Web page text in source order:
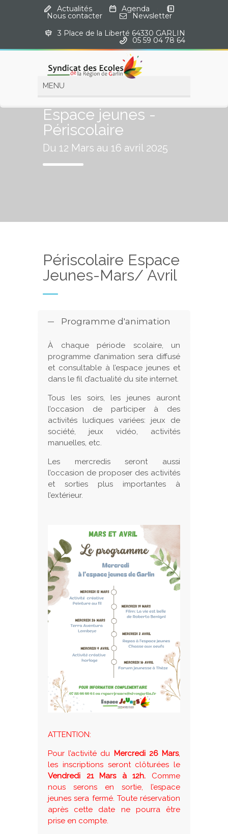
Actualités Agenda
Nous contacter
Newsletter
3 Place de la Liberté 64330 GARLIN
05 59 04 78 64
Espace jeunes -
Périscolaire
Du 12 Mars au 16 avril 2025
Périscolaire Espace
Jeunes-Mars/ Avril
Programme d'animation
À chaque période scolaire, un
programme d’animation sera diffusé
et consultable à l’espace jeunes et
dans le fil d’actualité du site internet.
Tous les soirs, les jeunes auront
l’occasion de participer à des
activités ludiques variées: jeux de
société, jeux vidéo, activités
manuelles, etc.
Les mercredis seront aussi
l’occasion de proposer des activités
et sorties plus importantes à
l’extérieur.
ATTENTION:
Pour l’activité du Mercredi 26 Mars,
les inscriptions seront clôturées le
Vendredi 21 Mars à 12h. Comme
nous serons en sortie, l’espace
jeunes sera fermé. Toute réservation
après cette date ne pourra être
prise en compte.